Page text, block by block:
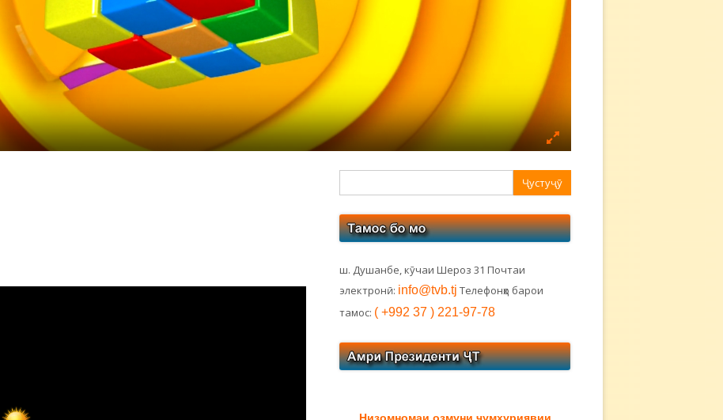
боковая
ш. Душанбе, кӯчаи Шероз 31 Почтаи
электронӣ: info@tvb.tj Телефонҳо барои
тамос: ( +992 37 ) 221-97-78